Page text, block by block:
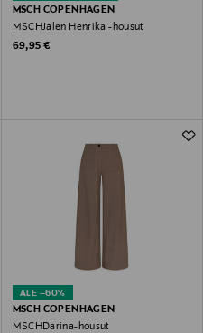
MSCH COPENHAGEN
MSCHJalen Henrika -housut
Original Price
69,95 €
ALE –60%
MSCH COPENHAGEN
MSCHDarina-housut